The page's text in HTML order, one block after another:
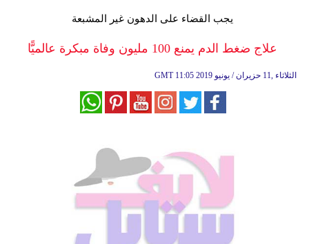
صحة
يجب القضاء على الدهون غير المشبعة
علاج ضغط الدم يمنع 100 مليون وفاة مبكرة عالميًّا
GMT 11:05 2019 الثلاثاء ,11 حزيران / يونيو